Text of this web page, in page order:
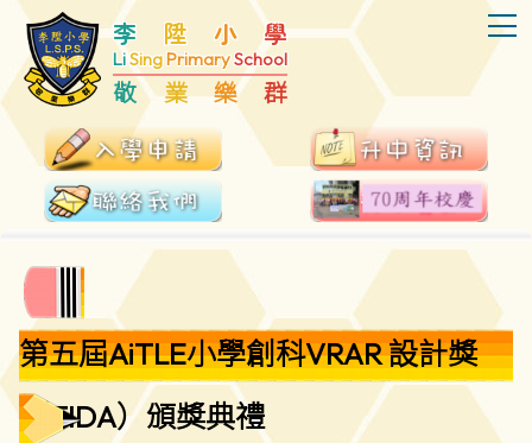
李 陞 小 學
LiSingPrimarySchool
敬 業 樂 群
第五屆AiTLE小學創科VRAR 設計獎
（TIDA）頒獎典禮